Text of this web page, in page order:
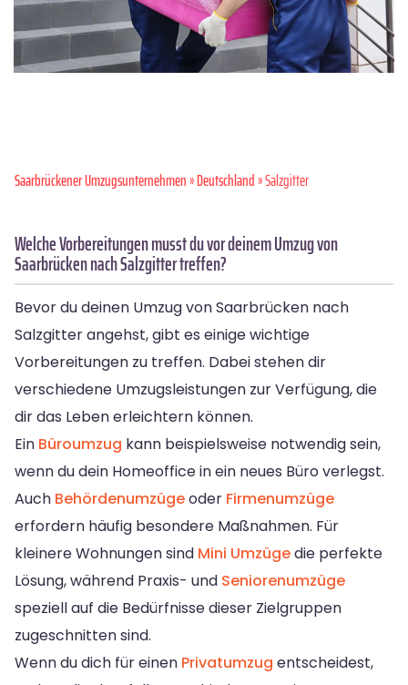
Saarbrückener Umzugsunternehmen»Deutschland» Salzgitter
Welche Vorbereitungen musst du vor deinem Umzug von
Saarbrücken nach Salzgitter treffen?
Bevor du deinen Umzug von Saarbrücken nach
Salzgitter angehst, gibt es einige wichtige
Vorbereitungen zu treffen. Dabei stehen dir
verschiedene Umzugsleistungen zur Verfügung, die
dir das Leben erleichtern können.
Ein Büroumzug kann beispielsweise notwendig sein,
wenn du dein Homeoffice in ein neues Büro verlegst.
Auch Behördenumzügeoder Firmenumzüge
erfordern häufig besondere Maßnahmen. Für
kleinere Wohnungen sind Mini Umzügedie perfekte
Lösung, während Praxis- und Seniorenumzüge
speziell auf die Bedürfnisse dieser Zielgruppen
zugeschnitten sind.
Wenn du dich für einen Privatumzug entscheidest,